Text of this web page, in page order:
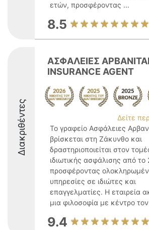
ετών, προσφέροντας ...
8.5
Διακριθέντες
ΑΣΦΑΛΕΙΕΣ
INSURANCE AGENT
Δείτε
Το γραφείο Ασφάλειες
βρίσκεται στη Ζάκυνθο και
δραστηριοποιείται στον
ιδιωτικής ασφάλισης από το
προσφέροντας
υπηρεσίες σε ιδιώτες και
επαγγελματίες. Η εταιρεία
μια φιλοσοφία με κέντρο
9.4